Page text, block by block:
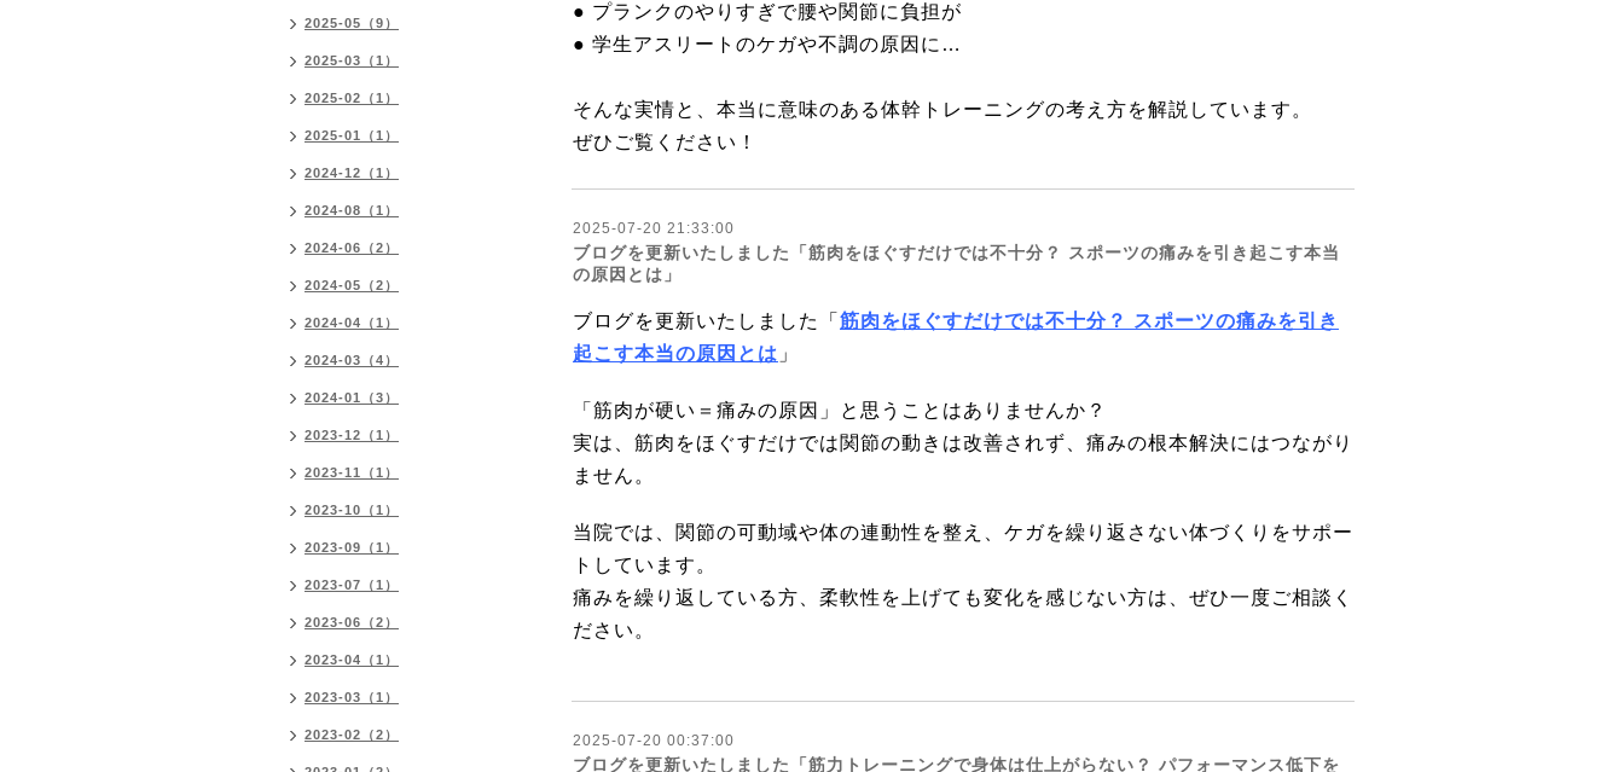
● プランクのやりすぎで腰や関節に負担が
● 学生アスリートのケガや不調の原因に…
そんな実情と、本当に意味のある体幹トレーニングの考え方を解説しています。
ぜひご覧ください！
2025-07-20 21:33:00
ブログを更新いたしました「筋肉をほぐすだけでは不十分？ スポーツの痛みを引き起こす本当
の原因とは」
ブログを更新いたしました「 筋肉をほぐすだけでは不十分？ スポーツの痛みを引き
起こす本当の原因とは 」
「筋肉が硬い＝痛みの原因」と思うことはありませんか？
実は、筋肉をほぐすだけでは関節の動きは改善されず、痛みの根本解決にはつながり
ません。
当院では、関節の可動域や体の連動性を整え、ケガを繰り返さない体づくりをサポー
トしています。
痛みを繰り返している方、柔軟性を上げても変化を感じない方は、ぜひ一度ご相談く
ださい。
2025-07-20 00:37:00
ブログを更新いたしました「筋力トレーニングで身体は仕上がらない？ パフォーマンス低下を
2025-05（9）
2025-03（1）
2025-02（1）
2025-01（1）
2024-12（1）
2024-08（1）
2024-06（2）
2024-05（2）
2024-04（1）
2024-03（4）
2024-01（3）
2023-12（1）
2023-11（1）
2023-10（1）
2023-09（1）
2023-07（1）
2023-06（2）
2023-04（1）
2023-03（1）
2023-02（2）